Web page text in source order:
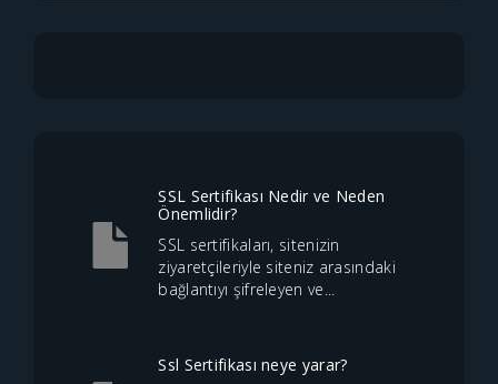
SSL Sertifikası Nedir ve Neden
Önemlidir?
SSL sertifikaları, sitenizin
ziyaretçileriyle siteniz arasındaki
bağlantıyı şifreleyen ve...
Ssl Sertifikası neye yarar?